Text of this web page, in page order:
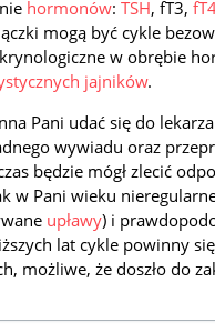
hormonów: TSH, fT3,
mogą być cykle
w obrębie
jajników.
Pani udać się do
wywiadu oraz
będzie mógł zlecić
w Pani wieku
upławy) i
lat cykle powinny
możliwe, że doszło do